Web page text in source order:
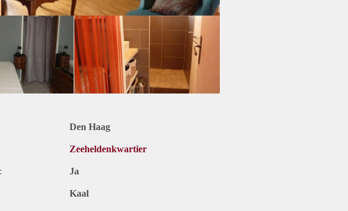
Den Haag
Zeeheldenkwartier
Ja
Kaal